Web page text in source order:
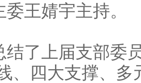
王婧宇主持。
结了上届支部委
、四大支撑、